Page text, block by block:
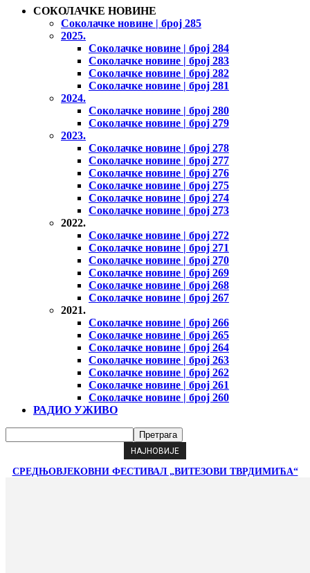
СОКОЛАЧКЕ НОВИНЕ
Соколачке новине | број 285
2025.
Соколачке новине | број 284
Соколачке новине | број 283
Соколачке новине | број 282
Соколачке новине | број 281
2024.
Соколачке новине | број 280
Соколачке новине | број 279
2023.
Соколачке новине | број 278
Соколачке новине | број 277
Соколачке новине | број 276
Соколачке новине | број 275
Соколачке новине | број 274
Соколачке новине | број 273
2022.
Соколачке новине | број 272
Соколачке новине | број 271
Соколачке новине | број 270
Соколачке новине | број 269
Соколачке новине | број 268
Соколачке новине | број 267
2021.
Соколачке новине | број 266
Соколачке новине | број 265
Соколачке новине | број 264
Соколачке новине | број 263
Соколачке новине | број 262
Соколачке новине | број 261
Соколачке новине | број 260
РАДИО УЖИВО
НАЈНОВИЈЕ
СРЕДЊОВЈЕКОВНИ ФЕСТИВАЛ „ВИТЕЗОВИ ТВРДИМИЋА“